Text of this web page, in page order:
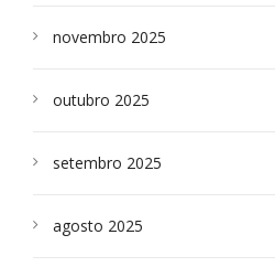
novembro 2025
outubro 2025
setembro 2025
agosto 2025